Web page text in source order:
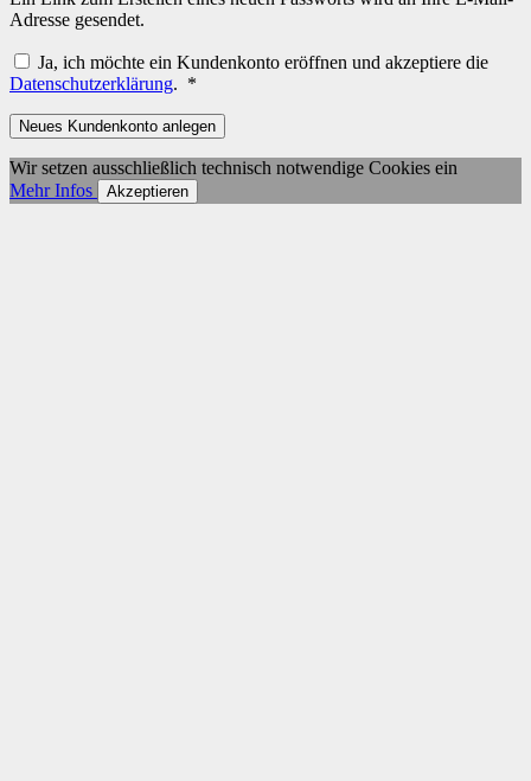
Adresse gesendet.
Ja, ich möchte ein Kundenkonto eröffnen und akzeptiere die
Datenschutzerklärung. *
Neues Kundenkonto anlegen
Wir setzen ausschließlich technisch notwendige Cookies ein
Mehr Infos
Akzeptieren